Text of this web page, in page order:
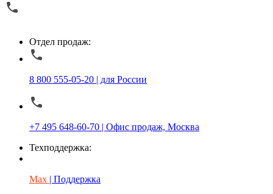
Отдел продаж:
8 800 555-05-20 | для России
+7 495 648-60-70 | Офис продаж, Москва
Техподдержка:
Max | Поддержка